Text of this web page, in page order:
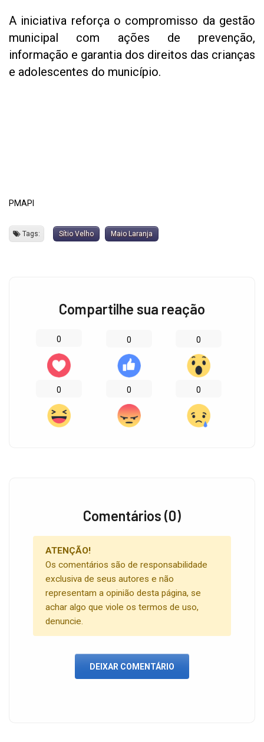
A iniciativa reforça o compromisso da gestão
municipal com ações de prevenção,
informação e garantia dos direitos das crianças
e adolescentes do município.
PMAPI
Tags: Sítio Velho Maio Laranja
Compartilhe sua reação
0 0 0
0 0 0
Comentários (0)
ATENÇÃO!
Os comentários são de responsabilidade
exclusiva de seus autores e não
representam a opinião desta página, se
achar algo que viole os termos de uso,
denuncie.
DEIXAR COMENTÁRIO